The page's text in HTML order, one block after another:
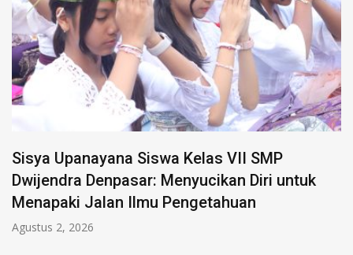
Sisya Upanayana Siswa Kelas VII SMP
Dwijendra Denpasar: Menyucikan Diri untuk
Menapaki Jalan Ilmu Pengetahuan
Agustus 2, 2026